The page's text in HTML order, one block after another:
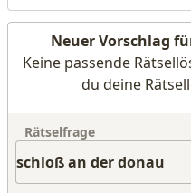
Neuer Vorschlag
Keine passende
du deine
Rätselfrage